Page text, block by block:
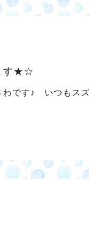
す★☆
わです♪ いつもス